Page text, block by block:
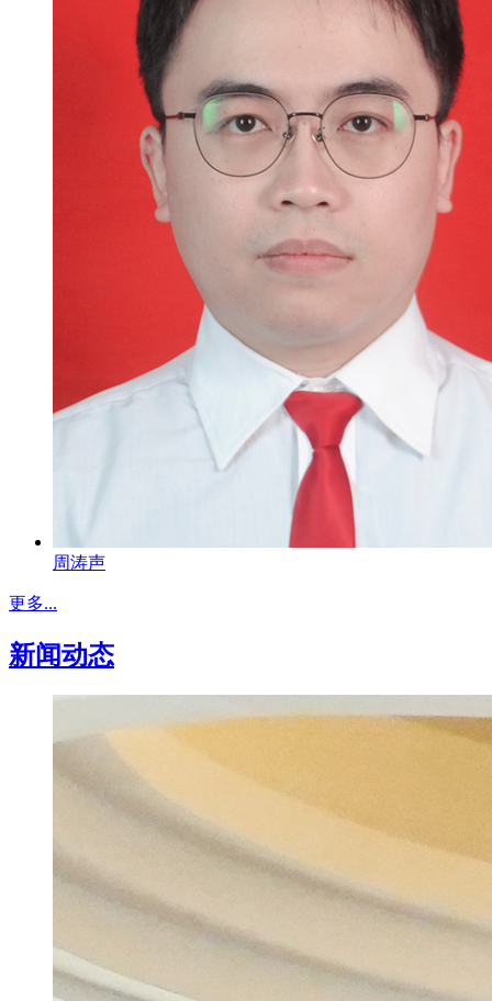
周涛声
更多...
新闻动态